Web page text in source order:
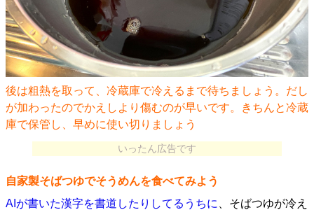
後は粗熱を取って、冷蔵庫で冷えるまで待ちましょう。だし
が加わったのでかえしより傷むのが早いです。きちんと冷蔵
庫で保管し、早めに使い切りましょう
いったん広告です
自家製そばつゆでそうめんを食べてみよう
AIが書いた漢字を書道したりしてるうちに
、そばつゆが冷え